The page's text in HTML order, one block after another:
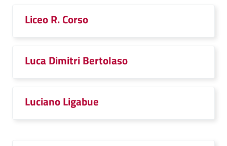
Liceo R. Corso
Luca Dimitri Bertolaso
Luciano Ligabue